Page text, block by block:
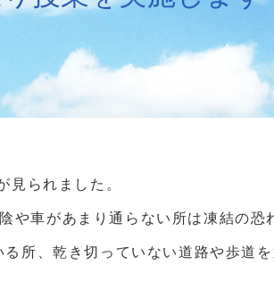
見られました。
車があまり通らない所は凍結の恐
所、乾き切っていない道路や歩道